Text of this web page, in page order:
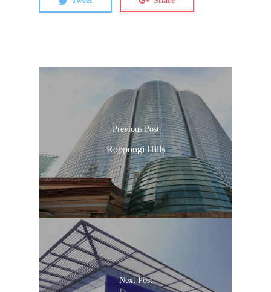
Previous Post
Roppongi Hills
Next Post